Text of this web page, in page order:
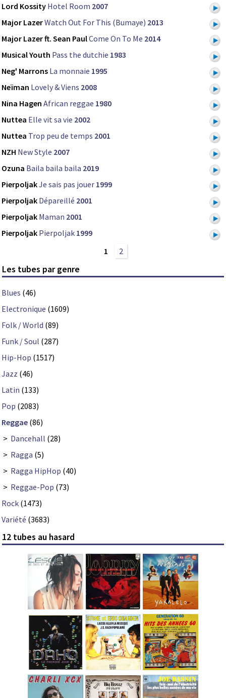
Lord Kossity Hotel Room 2007
Major LazerWatch Out For This (Bumaye) 2013
Major Lazer ft. Sean PaulCome On To Me 2014
Musical Youth Pass the dutchie 1983
Neg' Marrons La monnaie 1995
Neïman Lovely & Viens 2008
Nina Hagen African reggae 1980
Nuttea Elle vit sa vie 2002
Nuttea Trop peu de temps 2001
NZH New Style 2007
Ozuna Baila baila baila 2019
PierpoljakJe sais pas jouer 1999
Pierpoljak Dépareillé 2001
Pierpoljak Maman 2001
Pierpoljak Pierpoljak 1999
1
2
Les tubes par genre
Blues (46)
Electronique (1609)
Folk / World (89)
Funk / Soul (287)
Hip-Hop (1517)
Jazz (46)
Latin (133)
Pop (2083)
Reggae (86)
> Dancehall (28)
> Ragga (5)
> Ragga HipHop (40)
> Reggae-Pop (73)
Rock (1473)
Variété (3683)
12 tubes au hasard